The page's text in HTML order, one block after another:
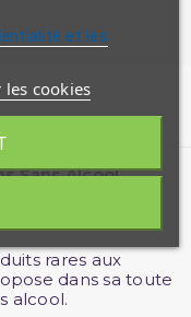
Sans Alcool.
rares aux
dans sa toute
alcool.
et les
les cookies